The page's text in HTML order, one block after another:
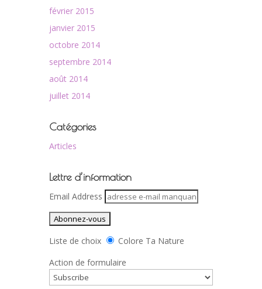
février 2015
janvier 2015
octobre 2014
septembre 2014
août 2014
juillet 2014
Catégories
Articles
Lettre d’information
Email Address
Liste de choix
Colore Ta Nature
Action de formulaire